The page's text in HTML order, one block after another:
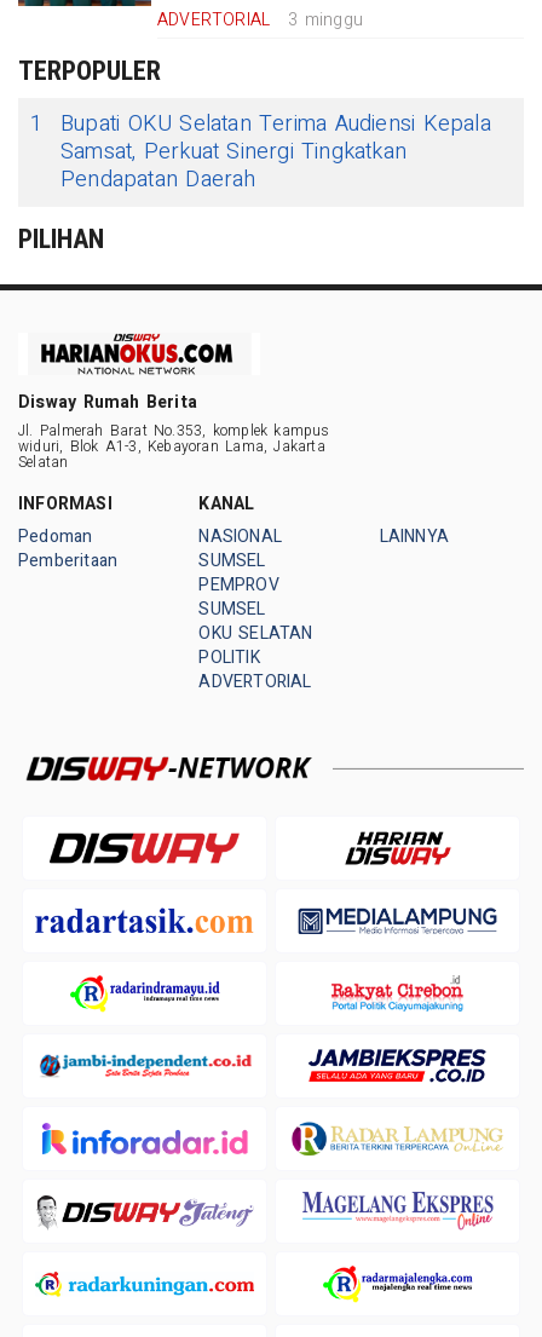
ADVERTORIAL 3 minggu
TERPOPULER
1
Bupati OKU Selatan Terima Audiensi Kepala
Samsat, Perkuat Sinergi Tingkatkan
Pendapatan Daerah
PILIHAN
Disway Rumah Berita
Jl. Palmerah Barat No.353, komplek kampus
widuri, Blok A1-3, Kebayoran Lama, Jakarta
Selatan
INFORMASI
Pedoman
Pemberitaan
KANAL
NASIONAL
SUMSEL
PEMPROV
SUMSEL
OKU SELATAN
POLITIK
ADVERTORIAL
LAINNYA